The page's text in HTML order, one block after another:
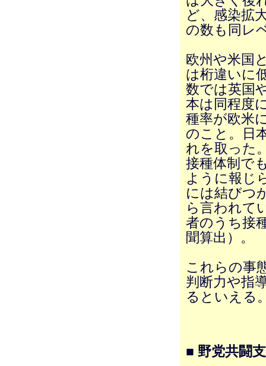
ど、感染拡
の数も同レ
欧州や米国
は桁違いに
数では英国
本は同程度
種率が欧米
のこと。日
れを取った
接種体制で
ように報じ
には結びつ
ら言われて
者のうち接
聞算出）。
これらの事
判断力や指
るといえる
■ 野党共闘